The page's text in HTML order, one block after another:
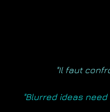
"Il faut
"Blurred ideas